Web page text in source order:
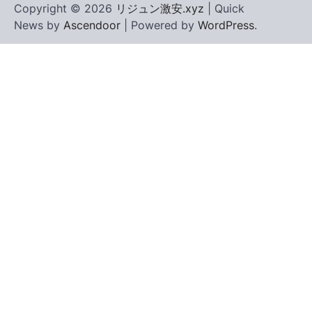
Copyright © 2026 リジュン激安.xyz | Quick
News by Ascendoor | Powered by WordPress.